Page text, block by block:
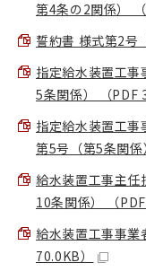
第4条の2関係）
誓約書 様式第2号
指定給水装置工
5条関係） （PDF
指定給水装置工
第5号（第5条関係
給水装置工事主任
10条関係） （PDF
給水装置工事事業
70.0KB）